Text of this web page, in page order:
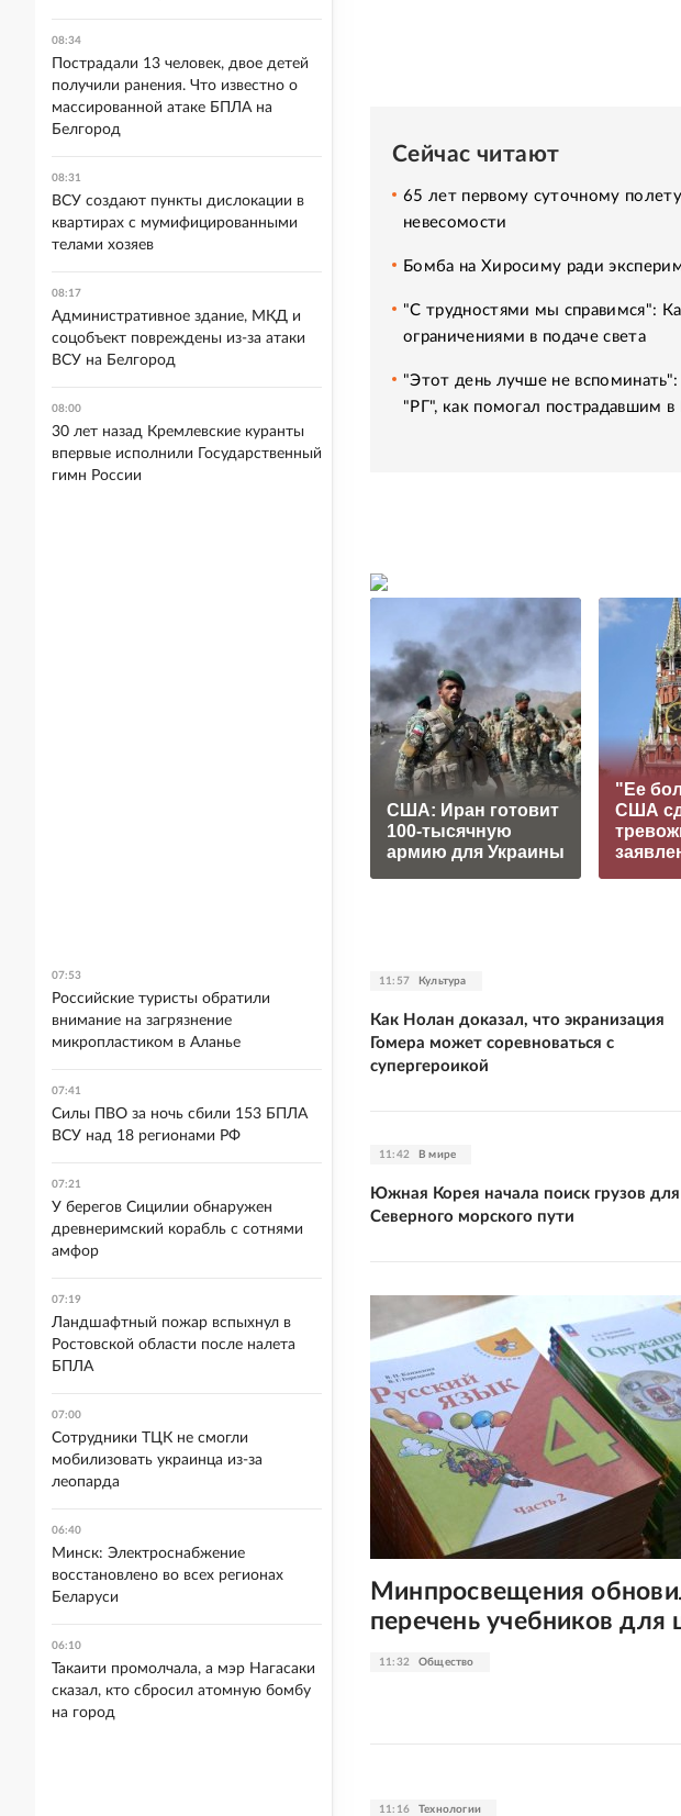
Сейчас читают
65 лет первому суточному
невесомости
Бомба на Хиросиму ради
"С трудностями мы справимся":
ограничениями в подаче света
"Этот день лучше не вспоминать":
"РГ", как помогал пострадавшим в
США: Иран готовит
100-тысячную
армию для Украины
"Ее
США
11:57 Культура
Как Нолан доказал, что экранизация
Гомера может соревноваться с
супергероикой
11:42 В мире
Южная Корея начала поиск грузов для
Северного морского пути
11:32 Общество
Минпросвещения
перечень учебников для
11:16 Технологии
08:34
Пострадали 13 человек, двое детей
получили ранения. Что известно о
массированной атаке БПЛА на
Белгород
08:31
ВСУ создают пункты дислокации в
квартирах с мумифицированными
телами хозяев
08:17
Административное здание, МКД и
соцобъект повреждены из-за атаки
ВСУ на Белгород
08:00
30 лет назад Кремлевские куранты
впервые исполнили Государственный
гимн России
07:53
Российские туристы обратили
внимание на загрязнение
микропластиком в Аланье
07:41
Силы ПВО за ночь сбили 153 БПЛА
ВСУ над 18 регионами РФ
07:21
У берегов Сицилии обнаружен
древнеримский корабль с сотнями
амфор
07:19
Ландшафтный пожар вспыхнул в
Ростовской области после налета
БПЛА
07:00
Сотрудники ТЦК не смогли
мобилизовать украинца из-за
леопарда
06:40
Минск: Электроснабжение
восстановлено во всех регионах
Беларуси
06:10
Такаити промолчала, а мэр Нагасаки
сказал, кто сбросил атомную бомбу
на город